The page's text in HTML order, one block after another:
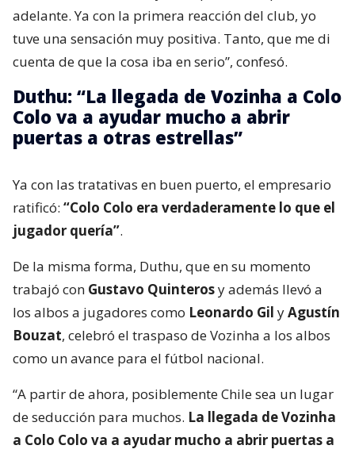
adelante. Ya con la primera reacción del club, yo
tuve una sensación muy positiva. Tanto, que me di
cuenta de que la cosa iba en serio”, confesó.
Duthu: “La llegada de Vozinha a Colo
Colo va a ayudar mucho a abrir
puertas a otras estrellas”
Ya con las tratativas en buen puerto, el empresario
ratificó: “Colo Colo era verdaderamente lo que el
jugador quería”.
De la misma forma, Duthu, que en su momento
trabajó con Gustavo Quinterosy además llevó a
los albos a jugadores como Leonardo Gil yAgustín
Bouzat, celebró el traspaso de Vozinha a los albos
como un avance para el fútbol nacional.
“A partir de ahora, posiblemente Chile sea un lugar
de seducción para muchos. La llegada de Vozinha
a Colo Colo va a ayudar mucho a abrir puertas a